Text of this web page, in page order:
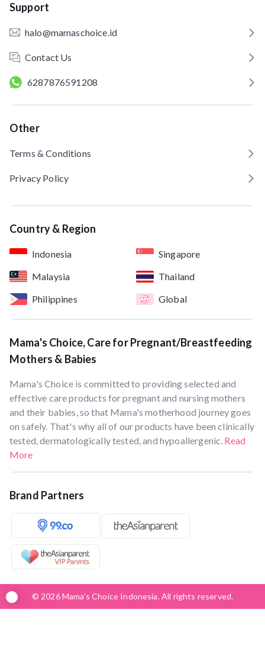
Support
halo@mamaschoice.id
Contact Us
6287876591208
Other
Terms & Conditions
Privacy Policy
Country & Region
Indonesia
Singapore
Malaysia
Thailand
Philippines
Global
Mama's Choice, Care for Pregnant/Breastfeeding
Mothers & Babies
Mama's Choice is committed to providing selected and
effective care products for pregnant and nursing mothers
and their babies, so that Mama's motherhood journey goes
on safely. That's why all of our products have been clinically
tested, dermatologically tested, and hypoallergenic. Read
More
Brand Partners
© 2026 Mama’s Choice Indonesia. All rights reserved.